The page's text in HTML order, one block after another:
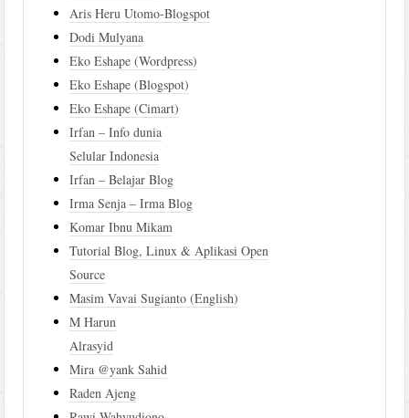
Aris Heru Utomo-Blogspot
Dodi Mulyana
Eko Eshape (Wordpress)
Eko Eshape (Blogspot)
Eko Eshape (Cimart)
Irfan – Info dunia
Selular Indonesia
Irfan – Belajar Blog
Irma Senja – Irma Blog
Komar Ibnu Mikam
Tutorial Blog, Linux & Aplikasi Open
Source
Masim Vavai Sugianto (English)
M Harun
Alrasyid
Mira @yank Sahid
Raden Ajeng